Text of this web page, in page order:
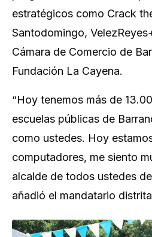
estratégicos como Crack
Santodomingo,
Cámara de Comercio de
Fundación La Cayena.
“Hoy tenemos más de
escuelas públicas de
como ustedes. Hoy
computadores, me siento
alcalde de todos ustedes
añadió el mandatario